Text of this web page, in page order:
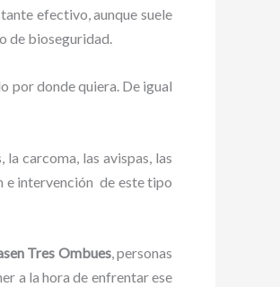
efectivo, aunque suele
de bioseguridad.
por donde quiera. De igual
carcoma, las avispas, las
e intervención de este tipo
en Tres Ombues, personas
a la hora de enfrentar ese